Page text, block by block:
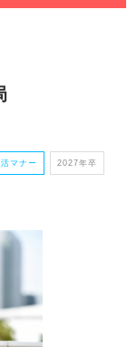
マナー 2027年卒